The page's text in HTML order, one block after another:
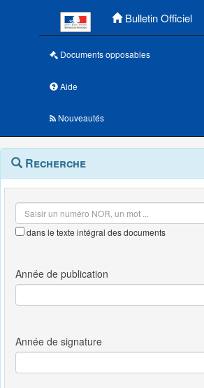
Bulletin Officiel
Documents opposables
Aide
Nouveautés
Navigation
outils
Menu
contextuel
Recherche
dans le texte intégral des documents